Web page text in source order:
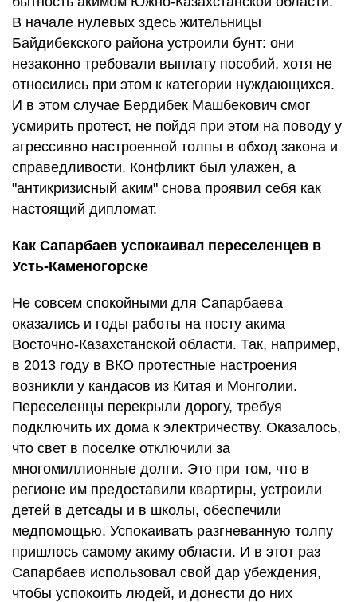
В начале нулевых здесь жительницы
Байдибекского района устроили бунт: они
незаконно требовали выплату пособий, хотя не
относились при этом к категории нуждающихся.
И в этом случае Бердибек Машбекович смог
усмирить протест, не пойдя при этом на поводу у
агрессивно настроенной толпы в обход закона и
справедливости. Конфликт был улажен, а
"антикризисный аким" снова проявил себя как
настоящий дипломат.
Как Сапарбаев успокаивал переселенцев в
Усть-Каменогорске
Не совсем спокойными для Сапарбаева
оказались и годы работы на посту акима
Восточно-Казахстанской области. Так, например,
в 2013 году в ВКО протестные настроения
возникли у кандасов из Китая и Монголии.
Переселенцы перекрыли дорогу, требуя
подключить их дома к электричеству. Оказалось,
что свет в поселке отключили за
многомиллионные долги. Это при том, что в
регионе им предоставили квартиры, устроили
детей в детсады и в школы, обеспечили
медпомощью. Успокаивать разгневанную толпу
пришлось самому акиму области. И в этот раз
Сапарбаев использовал свой дар убеждения,
чтобы успокоить людей, и донести до них